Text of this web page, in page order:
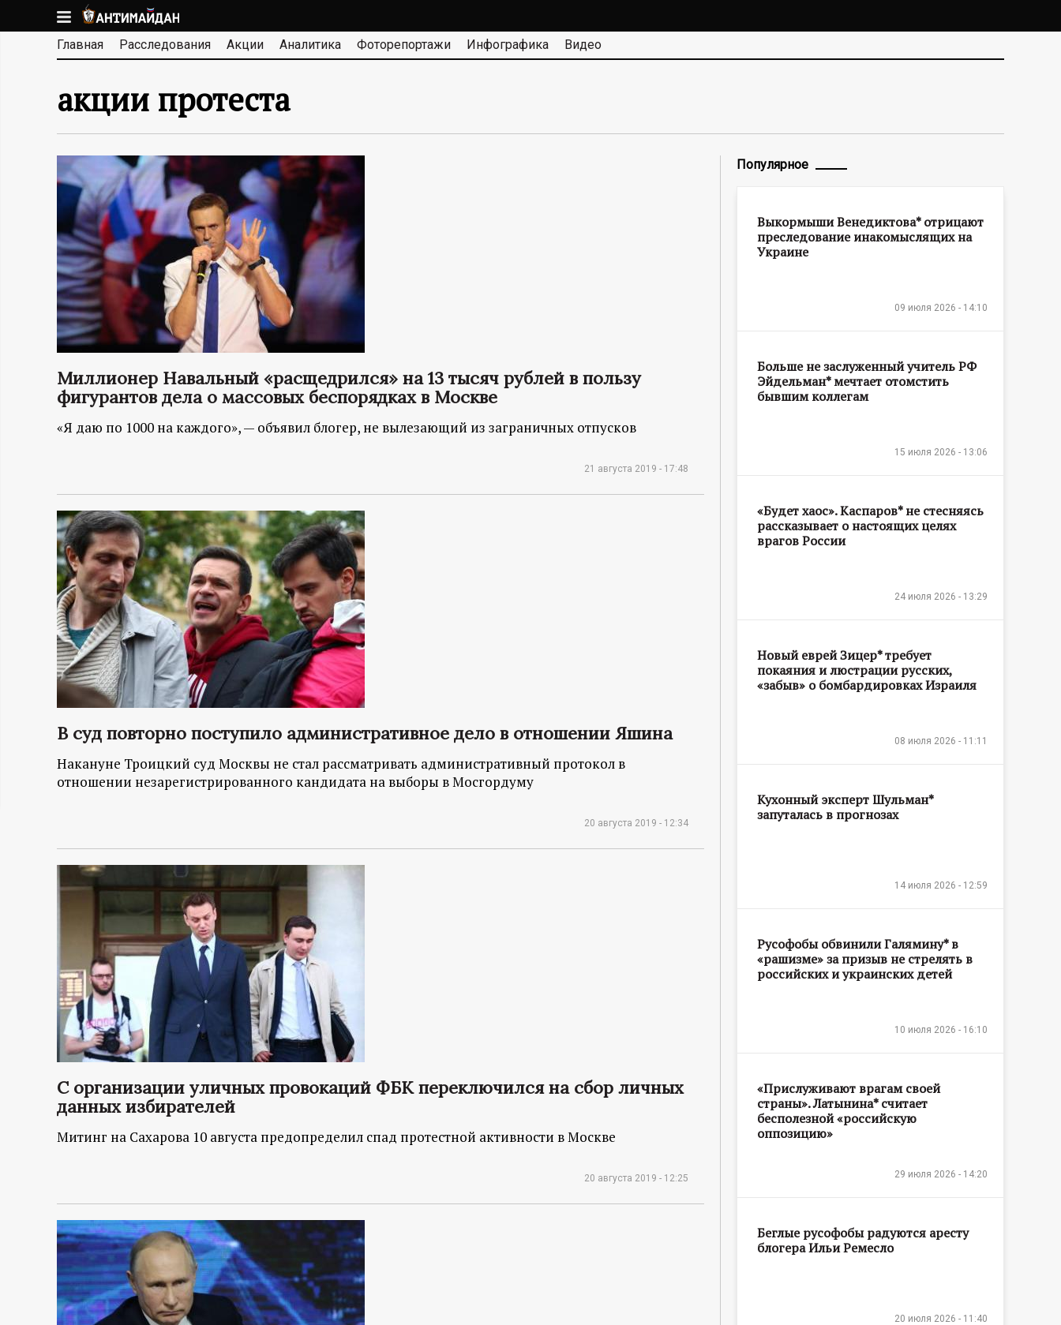
к
основномуА
Н
И
М
А
Й
Д
А
Н
-
н
ф
о
р
м
а
ц
и
н
н
ы
й
п
о
р
т
а
Главная Расследования Акции Аналитика Фоторепортажи Инфографика Видео
акции протеста
Миллионер Навальный «расщедрился» на 13 тысяч рублей в пользу
фигурантов дела о массовых беспорядках в Москве
«Я даю по 1000 на каждого», — объявил блогер, не вылезающий из заграничных отпусков
21 августа 2019 - 17:48
В суд повторно поступило административное дело в отношении Яшина
Накануне Троицкий суд Москвы не стал рассматривать административный протокол в
отношении незарегистрированного кандидата на выборы в Мосгордуму
20 августа 2019 - 12:34
С организации уличных провокаций ФБК переключился на сбор личных
данных избирателей
Митинг на Сахарова 10 августа предопределил спад протестной активности в Москве
20 августа 2019 - 12:25
Популярное
Выкормыши Венедиктова* отрицают
преследование инакомыслящих на
Украине
09 июля 2026 - 14:10
Больше не заслуженный учитель РФ
Эйдельман* мечтает отомстить
бывшим коллегам
15 июля 2026 - 13:06
«Будет хаос». Каспаров* не стесняясь
рассказывает о настоящих целях
врагов России
24 июля 2026 - 13:29
Новый еврей Зицер* требует
покаяния и люстрации русских,
«забыв» о бомбардировках Израиля
08 июля 2026 - 11:11
Кухонный эксперт Шульман*
запуталась в прогнозах
14 июля 2026 - 12:59
Русофобы обвинили Галямину* в
«рашизме» за призыв не стрелять в
российских и украинских детей
10 июля 2026 - 16:10
«Прислуживают врагам своей
страны». Латынина* считает
бесполезной «российскую
оппозицию»
29 июля 2026 - 14:20
Беглые русофобы радуются аресту
блогера Ильи Ремесло
20 июля 2026 - 11:40